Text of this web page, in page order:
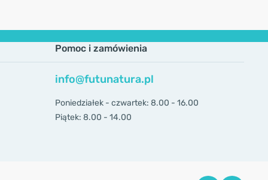
Pomoc i zamówienia
info@futunatura.pl
Poniedziałek - czwartek: 8.00 - 16.00
Piątek: 8.00 - 14.00